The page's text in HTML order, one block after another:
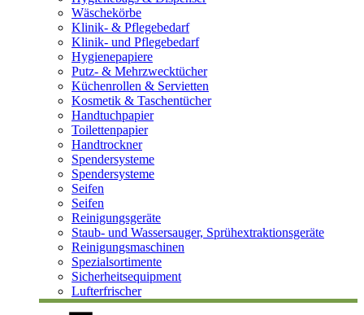
Wäschekörbe
Klinik- & Pflegebedarf
Klinik- und Pflegebedarf
Hygienepapiere
Putz- & Mehrzwecktücher
Küchenrollen & Servietten
Kosmetik & Taschentücher
Handtuchpapier
Toilettenpapier
Handtrockner
Spendersysteme
Spendersysteme
Seifen
Seifen
Reinigungsgeräte
Staub- und Wassersauger, Sprühextraktionsgeräte
Reinigungsmaschinen
Spezialsortimente
Sicherheitsequipment
Lufterfrischer